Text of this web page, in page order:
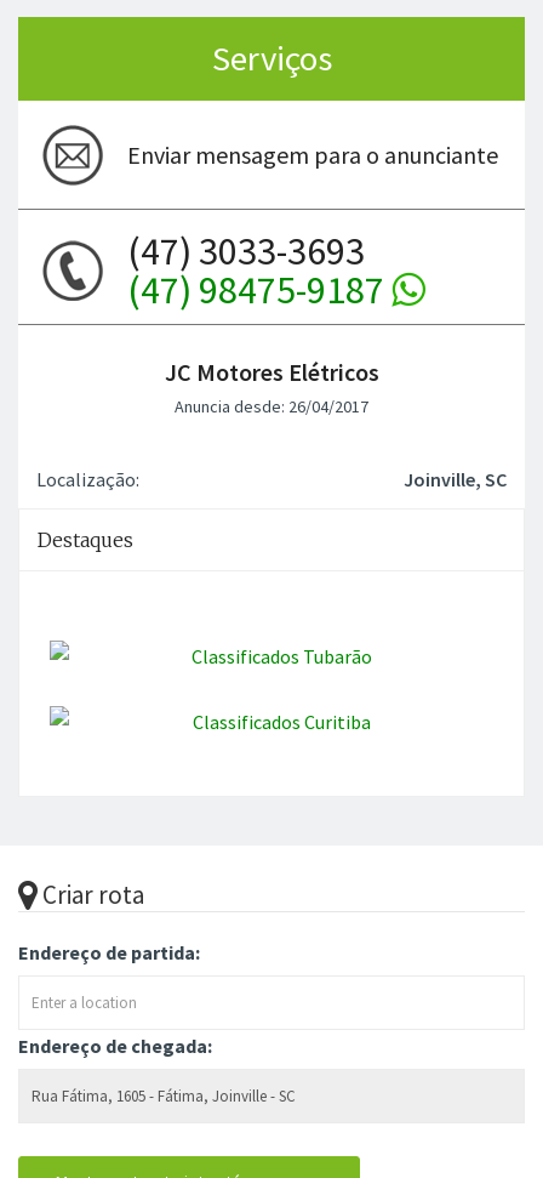
Serviços
Enviar mensagem para o anunciante
(47) 3033-3693
(47) 98475-9187
JC Motores Elétricos
Anuncia desde: 26/04/2017
Localização: Joinville, SC
Destaques
Criar rota
Endereço de partida:
Endereço de chegada: